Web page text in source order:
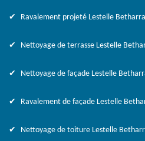
Ravalement projeté Lestelle
Nettoyage de terrasse Lestelle
Nettoyage de façade Lestelle
Ravalement de façade Lestelle
Nettoyage de toiture Lestelle